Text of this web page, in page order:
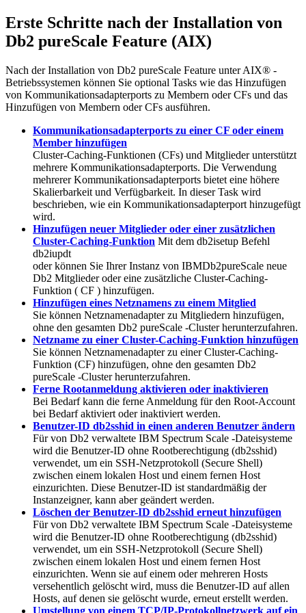
Erste Schritte nach der Installation von
Db2 pureScale Feature (AIX)
Nach der Installation von Db2 pureScale Feature unter AIX® -
Betriebssystemen können Sie optional Tasks wie das Hinzufügen
von Kommunikationsadapterports zu Membern oder CFs und das
Hinzufügen von Membern oder CFs ausführen.
Kommunikationsadapterports zu einer CF oder einem
Member hinzufügen
Cluster-Caching-Funktionen (CFs) und Mitgliederunterstützt
mehrere Kommunikationsadapterports. Die Verwendung
mehrerer Kommunikationsadapterports bietet eine höhere
Skalierbarkeit und Verfügbarkeit. In dieser Task wird
beschrieben, wie ein Kommunikationsadapterport hinzugefügt
wird.
Hinzufügen neuer Mitglieder oder einer zusätzlichen
Cluster-Caching-Funktion Mit dem db2isetup Befehl
db2iupdt
oder können Sie Ihrer Instanz von IBMDb2pureScale neue
Db2 Mitglieder oder eine zusätzliche Cluster-Caching-
Funktion ( CF ) hinzufügen.
Hinzufügen eines Netznamens zu einem Mitglied
Sie können Netznamenadapter zu Mitgliedern hinzufügen,
ohne den gesamten Db2 pureScale -Cluster herunterzufahren.
Netzname zu einer Cluster-Caching-Funktion hinzufügen
Sie können Netznamenadapter zu einer Cluster-Caching-
Funktion (CF) hinzufügen, ohne den gesamten Db2
pureScale -Cluster herunterzufahren.
Ferne Rootanmeldung aktivieren oder inaktivieren
Bei Bedarf kann die ferne Anmeldung für den Root-Account
bei Bedarf aktiviert oder inaktiviert werden.
Benutzer-ID db2sshid in einen anderen Benutzer ändern
Für von Db2 verwaltete IBM Spectrum Scale -Dateisysteme
wird die Benutzer-ID ohne Rootberechtigung (db2sshid)
verwendet, um ein SSH-Netzprotokoll (Secure Shell)
zwischen einem lokalen Host und einem fernen Host
einzurichten. Diese Benutzer-ID ist standardmäßig der
Instanzeigner, kann aber geändert werden.
Löschen der Benutzer-ID db2sshid erneut hinzufügen
Für von Db2 verwaltete IBM Spectrum Scale -Dateisysteme
wird die Benutzer-ID ohne Rootberechtigung (db2sshid)
verwendet, um ein SSH-Netzprotokoll (Secure Shell)
zwischen einem lokalen Host und einem fernen Host
einzurichten. Wenn sie auf einem oder mehreren Hosts
versehentlich gelöscht wird, muss die Benutzer-ID auf allen
Hosts, auf denen sie gelöscht wurde, erneut erstellt werden.
Umstellung von einem TCP/IP-Protokollnetzwerk auf ein